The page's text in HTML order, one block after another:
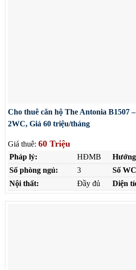
Cho thuê căn hộ The Antonia B1507
2WC, Giá 60 triệu/tháng
Giá thuê: 60 Triệu
Pháp lý: HĐMB
Số phòng ngủ:
3 Số
Nội thất:
Đầy đủ Diện